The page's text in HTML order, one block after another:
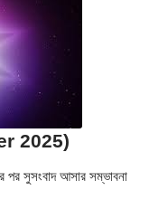
2025)
পর সুসংবাদ আসার সম্ভাবনা